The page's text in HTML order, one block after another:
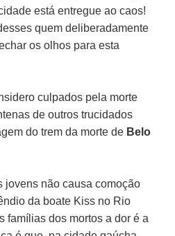
está entregue ao caos!
quem deliberadamente
os olhos para esta
culpados pela morte
de outros trucidados
do trem da morte de Belo
jovens não causa comoção
da boate Kiss no Rio
famílias dos mortos a dor é a